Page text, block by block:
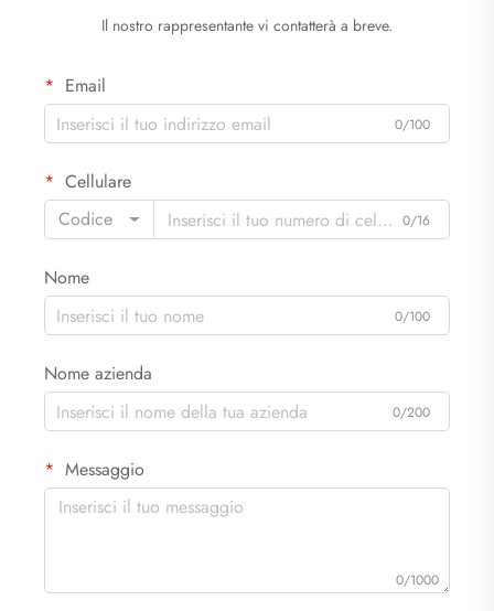
Il nostro rappresentante vi contatterà a breve.
Email
0/100
Cellulare
Codice
0/16
Nome
0/100
Nome azienda
0/200
Messaggio
0/1000